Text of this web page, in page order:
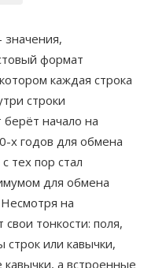
значения,
формат
каждая строка
строки
начало на
х годов для обмена
тех пор стал
для обмена
на
тонкости: поля,
или кавычки,
а встроенные